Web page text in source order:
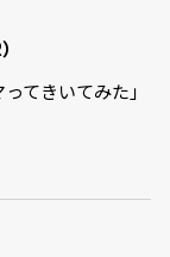
てきいてみた」